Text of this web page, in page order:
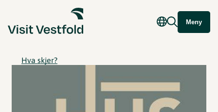
Meny
Hva skjer?